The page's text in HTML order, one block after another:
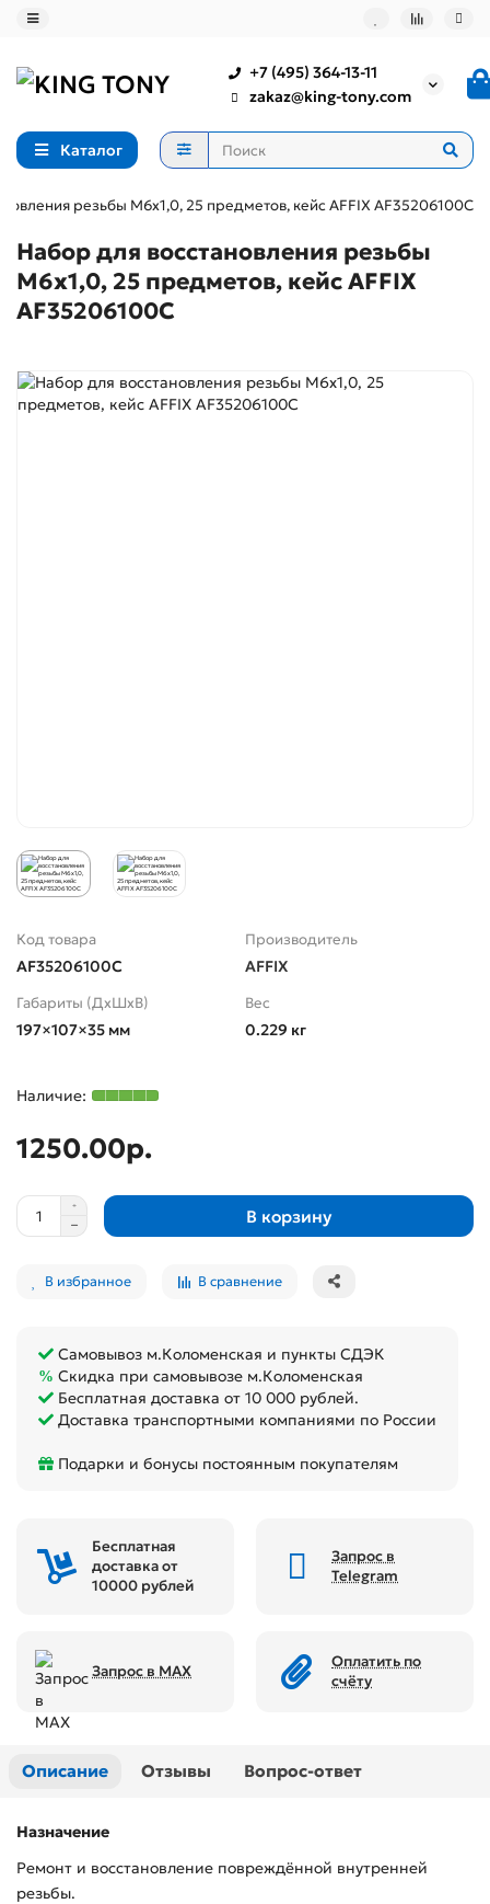
+7 (495) 364-13-11
zakaz@king-tony.com
Каталог
резьбы М6х1,0, 25 предметов, кейс AFFIX AF35206100C
Набор для восстановления резьбы
М6х1,0, 25 предметов, кейс AFFIX
AF35206100C
Код товара
AF35206100C
Производитель
AFFIX
Габариты (ДхШхВ)
197×107×35 мм
Вес
0.229 кг
1250.00р.
В корзину
В избранное В сравнение
Самовывоз м.Коломенская и пункты СДЭК
Скидка при самовывозе м.Коломенская
Бесплатная доставка от 10 000 рублей.
Доставка транспортными компаниями по России
Подарки и бонусы постоянным покупателям
Бесплатная
доставка от
10000 рублей
Запрос в
Telegram
Запрос в MAX
Оплатить по
счёту
Описание Отзывы Вопрос-ответ
Назначение
Ремонт и восстановление повреждённой внутренней
резьбы.